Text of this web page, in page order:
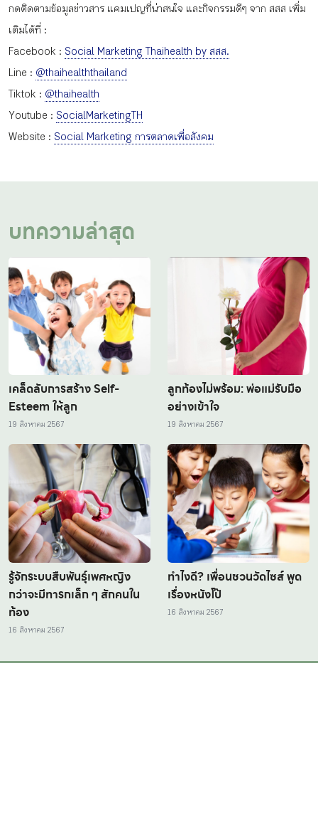
เข้าสู่ระบบ/สมัครสมาชิก
TH EN
กดติดตามข้อมูลข่าวสาร แคมเปญที่น่าสนใจ และกิจกรรมดีๆ จาก สสส เพิ่ม
เติมได้ที่ :
Facebook : Social Marketing Thaihealth by สสส.
Line : @thaihealththailand
Tiktok : @thaihealth
Youtube : SocialMarketingTH
Website : Social Marketing การตลาดเพื่อสังคม
บทความล่าสุด
เคล็ดลับการสร้าง Self-
Esteem ให้ลูก
19 สิงหาคม 2567
ลูกท้องไม่พร้อม: พ่อแม่รับมือ
อย่างเข้าใจ
19 สิงหาคม 2567
รู้จักระบบสืบพันธุ์เพศหญิง
กว่าจะมีทารกเล็ก ๆ สักคนใน
ท้อง
16 สิงหาคม 2567
ทำไงดี? เพื่อนชวนวัดไซส์ พูด
เรื่องหนังโป๊
16 สิงหาคม 2567